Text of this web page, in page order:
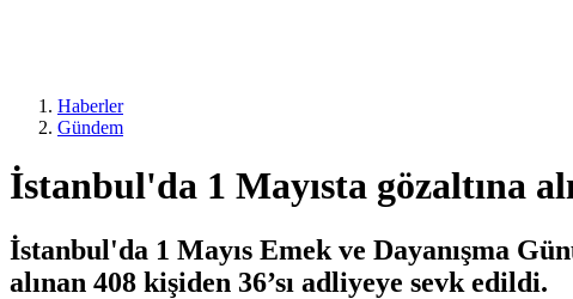
Haberler
Gündem
İstanbul'da 1 Mayısta gözaltına
İstanbul'da 1 Mayıs Emek ve Dayanışma
alınan 408 kişiden 36’sı adliyeye sevk edildi.